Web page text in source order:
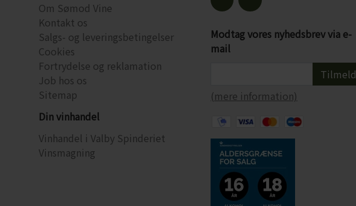
Om Sømod Vine
Kontakt os
Salgs- og leveringsbetingelser
Cookies
Fortrydelse og reklamation
Job hos os
Sitemap
Din vinhandel
Vinhandel i Valby Spinderiet
Vinsmagning
Modtag vores nyhedsbrev via e-
mail
Tilmeld
(mere information)